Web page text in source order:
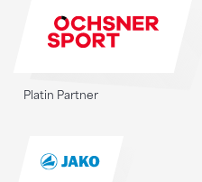
Platin Partner